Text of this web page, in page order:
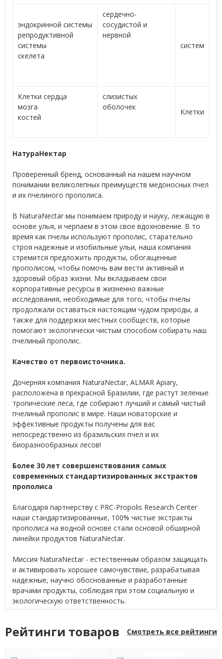
эндокринной системы
репродуктивной
системы
скелета
сердечно-
сосудистой и
нервной
систем
Клетки сердца
мозга
костей
слизистых
оболочек
Клетки
НатураНектар
Проверенный бренд, основанный на нашем научном
понимании великолепных преимуществ медоносных пчел
и их пчелиного прополиса.
В NaturaNectar мы понимаем природу и науку, лежащую в
основе улья, и черпаем в этом свое вдохновение. В то
время как пчелы используют прополис, старательно
строя надежные и изобильные ульи, наша компания
стремится предложить продукты, обогащенные
прополисом, чтобы помочь вам вести активный и
здоровый образ жизни. Мы вкладываем свои
корпоративные ресурсы в жизненно важные
исследования, необходимые для того, чтобы пчелы
продолжали оставаться настоящим чудом природы, а
также для поддержки местных сообществ, которые
помогают экологически чистым способом собирать наш
пчелиный прополис.
Качество от первоисточника.
Дочерняя компания NaturaNectar, ALMAR Apiary,
расположена в прекрасной Бразилии, где растут зеленые
тропические леса, где собирают лучший и самый чистый
пчелиный прополис в мире. Наши новаторские и
эффективные продукты получены для вас
непосредственно из бразильских пчел и их
биоразнообразных лесов!
Более 30 лет совершенствования самых
современных стандартизированных экстрактов
прополиса
Благодаря партнерству с PRC-Propolis Research Center
наши стандартизированные, 100% чистые экстракты
прополиса на водной основе стали основой обширной
линейки продуктов NaturaNectar.
Миссия NaturaNectar - естественным образом защищать
и активировать хорошее самочувствие, разрабатывая
надежные, научно обоснованные и разработанные
врачами продукты, соблюдая при этом социальную и
экологическую ответственность.
Рейтинги товаров Смотреть все рейтинги